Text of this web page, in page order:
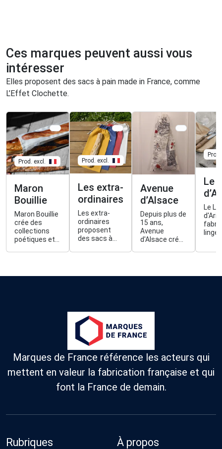
Ces marques peuvent aussi vous
intéresser
Elles proposent des sacs à pain made in France, comme
L’Effet Clochette.
Prod. excl.
Maron
Bouillie
Maron Bouillie
crée des
collections
poétiques et
Prod. excl.
Les extra-
ordinaires
Les extra-
ordinaires
proposent
des sacs à
Avenue
d’Alsace
Depuis plus de
15 ans,
Avenue
d'Alsace crée
Le
Le Lin
linge
vos
Marques de France référence les acteurs qui
mettent en valeur la fabrication française et qui
font la France de demain.
Rubriques À propos